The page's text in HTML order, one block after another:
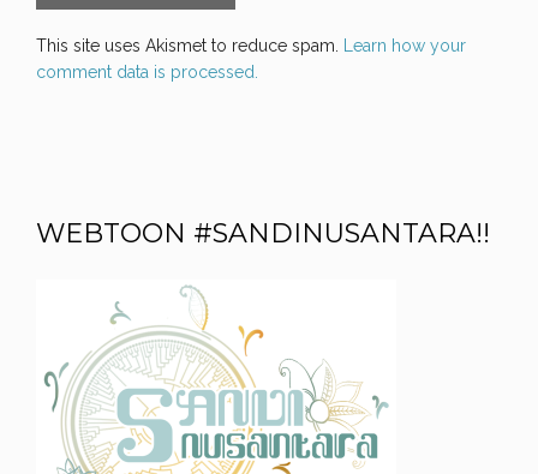
This site uses Akismet to reduce spam. Learn how your
comment data is processed.
WEBTOON #SANDINUSANTARA!!